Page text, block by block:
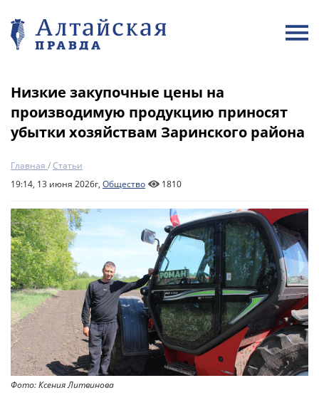
Низкие закупочные цены на
производимую продукцию приносят
убытки хозяйствам Заринского района
Главная /Статьи
19:14, 13 июня 2026г, Общество 1810
Фото: Ксения Литвинова